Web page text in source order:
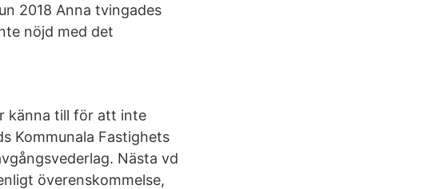
2018 Anna tvingades
nöjd med det
känna till för att inte
Kommunala Fastighets
Nästa vd
överenskommelse,